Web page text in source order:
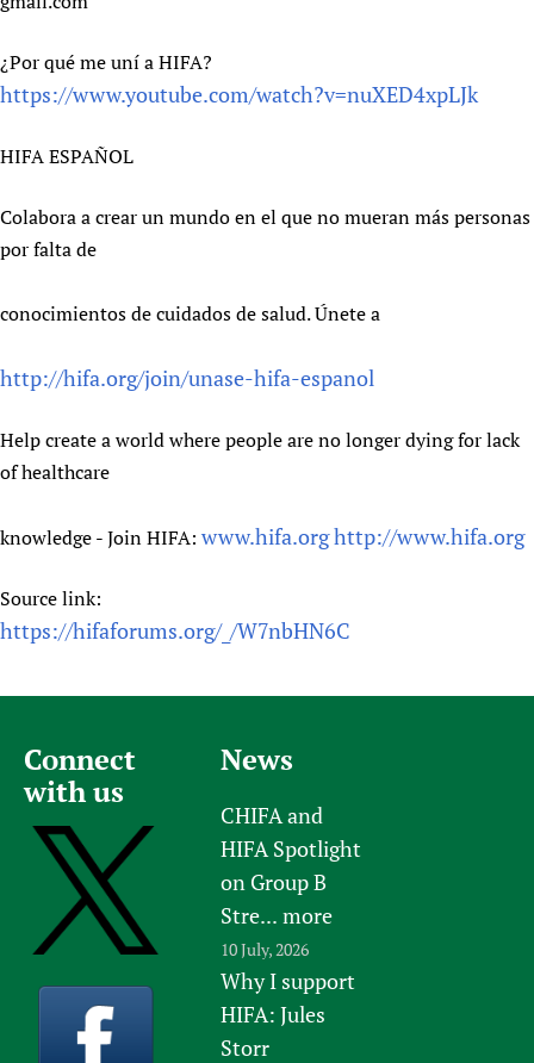
¿Por qué me uní a HIFA?
https://www.youtube.com/watch?v=nuXED4xpLJk
HIFA ESPAÑOL
Colabora a crear un mundo en el que no mueran más personas
por falta de
conocimientos de cuidados de salud. Únete a
http://hifa.org/join/unase-hifa-espanol
Help create a world where people are no longer dying for lack
of healthcare
knowledge - Join HIFA: www.hifa.orghttp://www.hifa.org
Source link:
https://hifaforums.org/_/W7nbHN6C
Connect
with us
News
CHIFA and
HIFA Spotlight
on Group B
Stre... more
10 July, 2026
Why I support
HIFA: Jules
Storr